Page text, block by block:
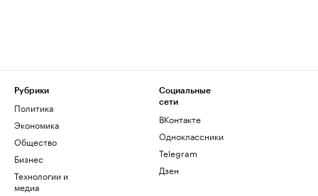
Рубрики
Политика
Экономика
Общество
Бизнес
Технологии и
медиа
Социальные
сети
ВКонтакте
Одноклассники
Telegram
Дзен